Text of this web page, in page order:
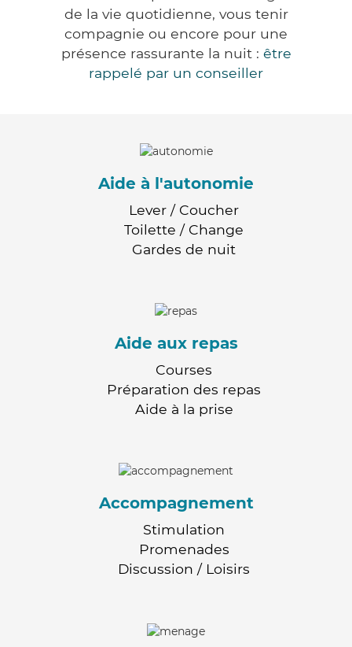
de la vie quotidienne, vous tenir
compagnie ou encore pour une
présence rassurante la nuit : être
rappelé par un conseiller
Aide à l'autonomie
Lever / Coucher
Toilette / Change
Gardes de nuit
Aide aux repas
Courses
Préparation des repas
Aide à la prise
Accompagnement
Stimulation
Promenades
Discussion / Loisirs